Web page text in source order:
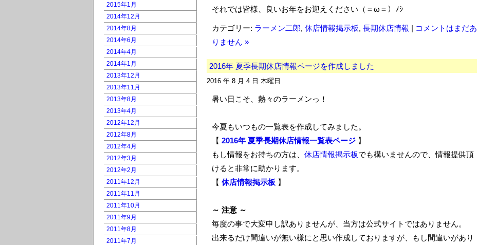
それでは皆様、良いお年をお迎えください（＝ω＝）ﾉｼ
カテゴリー: ラーメン二郎, 休店情報掲示板, 長期休店情報 | コメントはまだあ
りません »
2016年 夏季長期休店情報ページを作成しました
2016 年 8 月 4 日 木曜日
暑い日こそ、熱々のラーメンっ！
今夏もいつもの一覧表を作成してみました。
【 2016年 夏季長期休店情報一覧表ページ 】
もし情報をお持ちの方は、 休店情報掲示板でも構いませんので、情報提供頂
けると非常に助かります。
【 休店情報掲示板 】
～ 注意 ～
毎度の事で大変申し訳ありませんが、当方は公式サイトではありません。
出来るだけ間違いが無い様にと思い作成しておりますが、もし間違いがあり
2015年1月
2014年12月
2014年8月
2014年6月
2014年4月
2014年1月
2013年12月
2013年11月
2013年8月
2013年4月
2012年12月
2012年8月
2012年4月
2012年3月
2012年2月
2011年12月
2011年11月
2011年10月
2011年9月
2011年8月
2011年7月